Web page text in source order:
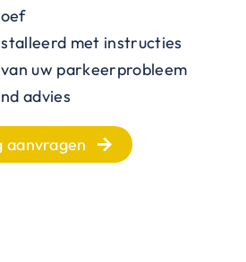
met instructies
uw parkeerprobleem
advies
aanvragen